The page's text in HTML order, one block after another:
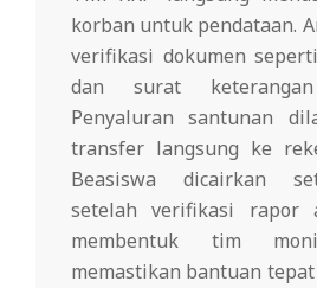
korban untuk pendataan.
verifikasi dokumen
dan surat
Penyaluran santunan
transfer langsung ke
Beasiswa dicairkan
setelah verifikasi rapor
membentuk tim
memastikan bantuan tepat